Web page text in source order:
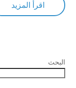
اقرأ المزيد
البحث